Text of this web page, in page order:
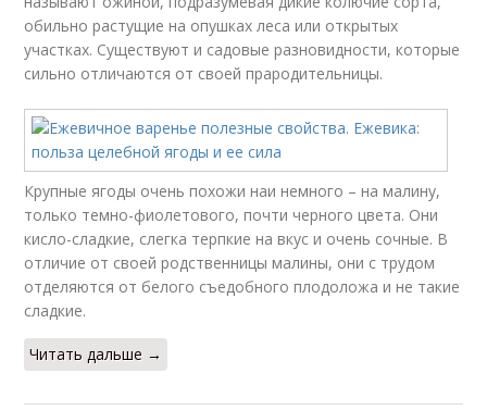
обильно растущие на опушках леса или открытых
участках. Существуют и садовые разновидности, которые
сильно отличаются от своей прародительницы.
Крупные ягоды очень похожи наи немного – на малину,
только темно-фиолетового, почти черного цвета. Они
кисло-сладкие, слегка терпкие на вкус и очень сочные. В
отличие от своей родственницы малины, они с трудом
отделяются от белого съедобного плодоложа и не такие
сладкие.
Читать дальше →